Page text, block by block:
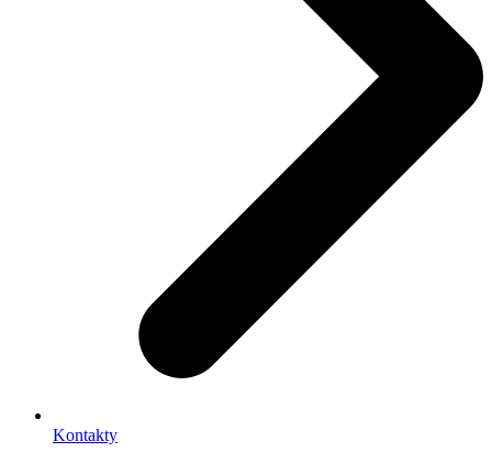
Kontakty